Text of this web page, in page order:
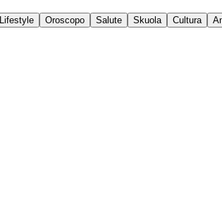
Lifestyle Oroscopo Salute Skuola Cultura